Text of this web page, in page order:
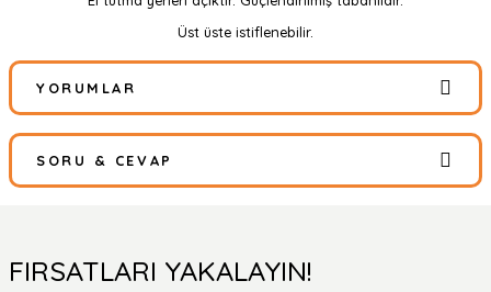
Üst üste istiflenebilir.
YORUMLAR
Bu ürüne ilk yorumu siz yapın!
SORU & CEVAP
Ürün hakkında henüz soru sorulmamış.
FIRSATLARI YAKALAYIN!